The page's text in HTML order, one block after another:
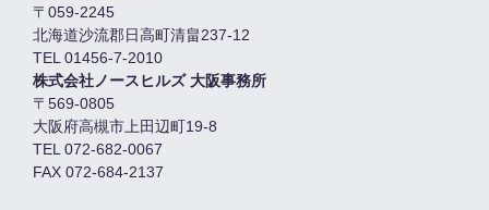
〒059-2245
北海道沙流郡日高町清畠237-12
TEL 01456-7-2010
株式会社ノースヒルズ 大阪事務所
〒569-0805
大阪府高槻市上田辺町19-8
TEL 072-682-0067
FAX 072-684-2137